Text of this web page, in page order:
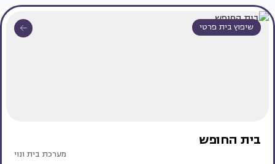
שיפוץ בית פרטי
בית החופש
מערכת בית ונוי